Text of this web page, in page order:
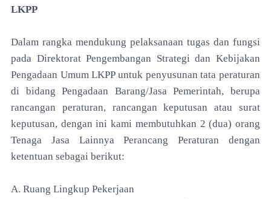
LKPP
Dalam rangka mendukung pelaksanaan tugas dan fungsi
pada Direktorat Pengembangan Strategi dan Kebijakan
Pengadaan Umum LKPP untuk penyusunan tata peraturan
di bidang Pengadaan Barang/Jasa Pemerintah, berupa
rancangan peraturan, rancangan keputusan atau surat
keputusan, dengan ini kami membutuhkan 2 (dua) orang
Tenaga Jasa Lainnya Perancang Peraturan dengan
ketentuan sebagai berikut:
A. Ruang Lingkup Pekerjaan